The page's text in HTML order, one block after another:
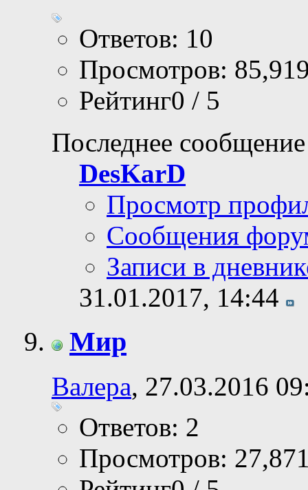
Ответов: 10
Просмотров:
Рейтинг0 / 5
Последнее
DesKarD
Просмотр
Сообщения
Записи в
31.01.2017, 14:44
Мир
Валера, 27.03.2016
Ответов: 2
Просмотров: